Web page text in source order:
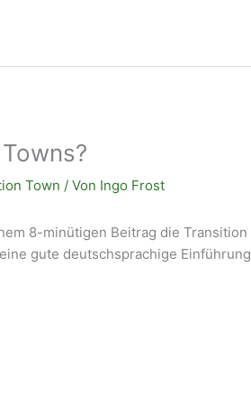
Town / Von Ingo Frost
8-minütigen Beitrag die Transition
gute deutschsprachige Einführung